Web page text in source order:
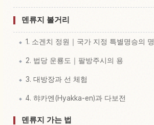
덴류지 볼거리
1. 소겐치 정원｜국가 지정 특별명승의
2. 법당 운룡도｜팔방주시의 용
3. 대방장과 선 체험
4. 햐카엔(Hyakka-en)과 다보전
덴류지 가는 법